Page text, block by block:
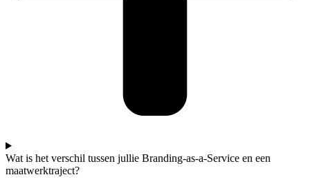
Wat is het verschil tussen jullie Branding-as-a-Service en een
maatwerktraject?